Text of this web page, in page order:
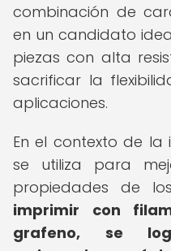
combinación de
en un candidato
piezas con alta
sacrificar la
aplicaciones.
En el contexto de la
se utiliza para
propiedades de
imprimir con
grafeno, se